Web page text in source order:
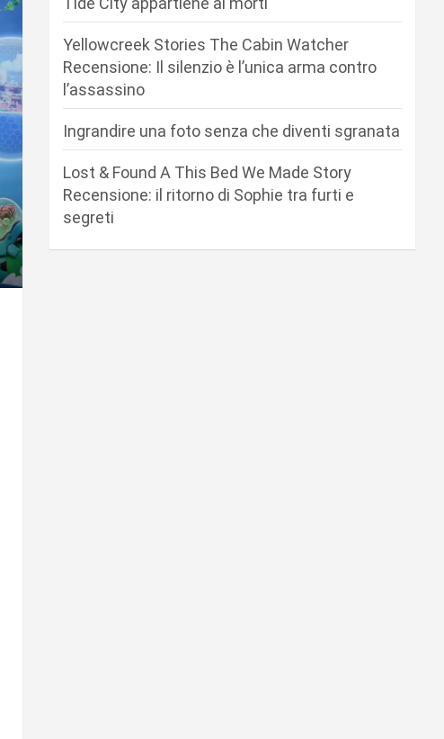
Yellowcreek Stories The Cabin Watcher
Recensione: Il silenzio è l’unica arma contro
l’assassino
Ingrandire una foto senza che diventi sgranata
Lost & Found A This Bed We Made Story
Recensione: il ritorno di Sophie tra furti e
segreti